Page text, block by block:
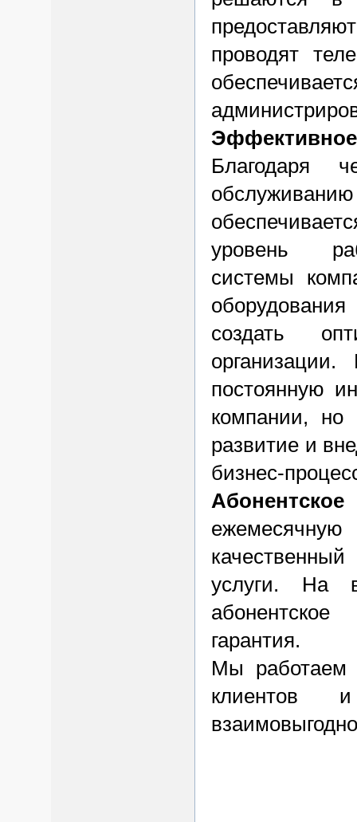
проводят
Благодаря
уровень
системы
создать
постоянную
компании, но
развитие и
бизнес-
услуги. На
гарантия.
Мы работаем
клиентов